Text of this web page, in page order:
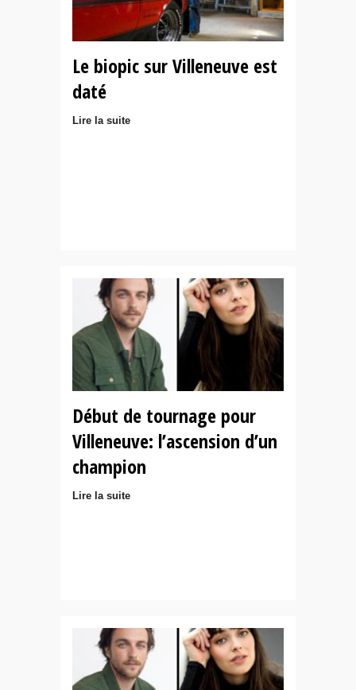
Le biopic sur Villeneuve est
daté
Lire la suite
Début de tournage pour
Villeneuve: l’ascension d’un
champion
Lire la suite